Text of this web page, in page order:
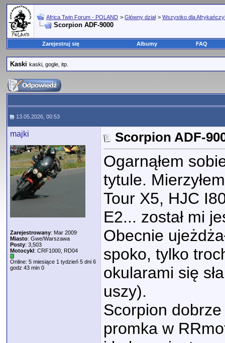
Africa Twin Forum - POLAND > Główny dział > Wszystko dla
Scorpion ADF-9000
Zarejestruj się Albumy FAQ
Kaski kaski, gogle, itp.
13.05.2026, 00:53
majki
Zarejestrowany: Mar 2009
Miasto: Gwe/Warszawa
Posty: 3,503
Motocykl: CRF1000, RD04
Online: 5 miesiące 1 tydzień 5 dni 6
godz 43 min 0
Scorpion ADF-
Ogarnąłem
tytule.
Tour X5, HJC
E2... został mi
Obecnie
spoko, tylko
okularami się
uszy).
Scorpion
promka w